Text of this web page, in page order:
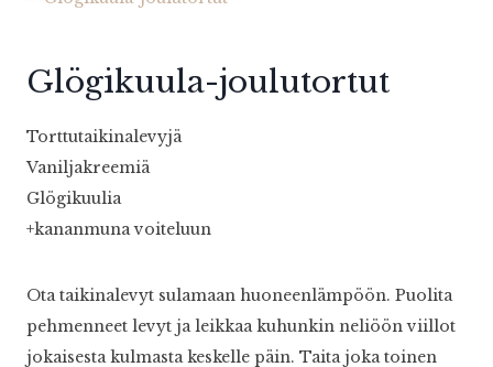
Glögikuula-joulutortut
Torttutaikinalevyjä
Vaniljakreemiä
Glögikuulia
+kananmuna voiteluun
Ota taikinalevyt sulamaan huoneenlämpöön. Puolita
pehmenneet levyt ja leikkaa kuhunkin neliöön viillot
jokaisesta kulmasta keskelle päin. Taita joka toinen